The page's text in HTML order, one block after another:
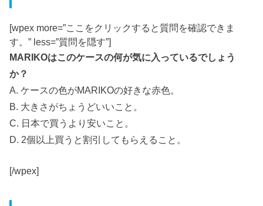
[wpex more=”ここをクリックすると質問を確認できま
す。” less=”質問を隠す”]
MARIKOはこのケースの何が気に入っているでしょう
か？
A. ケースの色がMARIKOの好きな赤色。
B. 大きさがちょうどいいこと。
C. 日本で買うより安いこと。
D. 2個以上買うと割引してもらえること。
[/wpex]